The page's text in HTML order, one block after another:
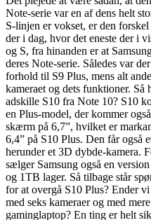
Note-serie var en af dens helt
S-linjen er vokset, er den
der i dag, hvor det eneste der i
og S, fra hinanden er at
deres Note-serie. Således var
forhold til S9 Plus, mens alt
kameraet og dets funktioner.
adskille S10 fra Note 10? S10
en Plus-model, der kommer
skærm på 6,7”, hvilket er
6,4” på S10 Plus. Den får også
herunder et 3D dybde-kamera.
sælger Samsung også en
og 1TB lager. Så tilbage står
for at overgå S10 Plus? Ender
med seks kameraer og med
gaminglaptop? En ting er helt